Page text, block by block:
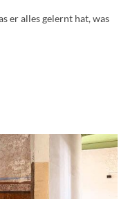
er alles gelernt hat, was